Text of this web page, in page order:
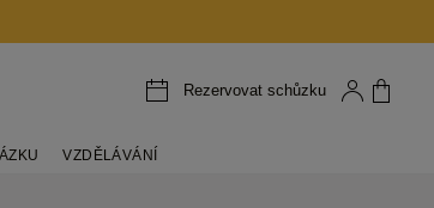
Rezervovat schůzku
VZDĚLÁVÁNÍ